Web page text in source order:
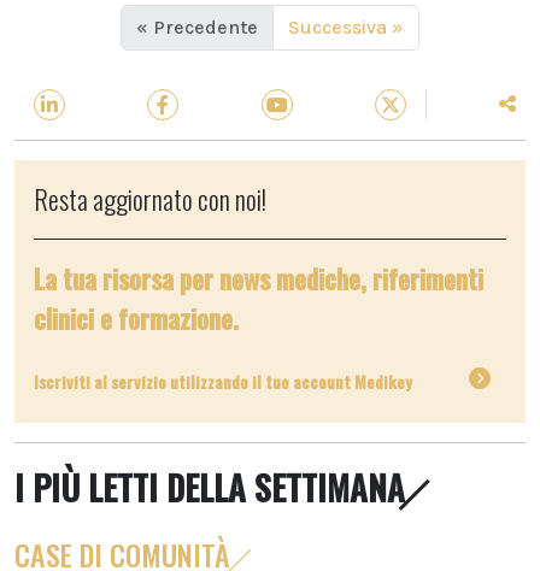
« Precedente Successiva »
Resta aggiornato con noi!
La tua risorsa per news mediche, riferimenti
clinici e formazione.
Iscriviti al servizio utilizzando il tuo account Medikey
I PIÙ LETTI DELLA SETTIMANA
CASE DI COMUNITÀ